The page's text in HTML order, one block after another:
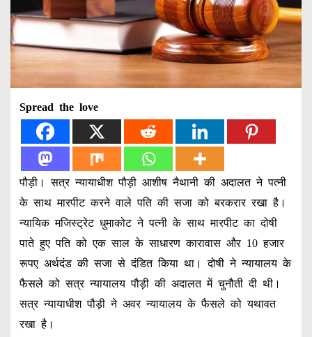
Spread the love
पौड़ी। सत्र न्यायाधीश पौड़ी आशीष नैथानी की अदालत ने पत्नी
के साथ मारपीट करने वाले पति की सजा को बरकरार रखा है।
न्यायिक मजिस्ट्रेट धुमाकोट ने पत्नी के साथ मारपीट का दोषी
पाते हुए पति को एक साल के साधारण कारावास और 10 हजार
रूपए अर्थदंड की सजा से दंडित किया था। दोषी ने न्यायालय के
फैसले को सत्र न्यायालय पौड़ी की अदालत में चुनौती दी थी।
सत्र न्यायाधीश पौड़ी ने अवर न्यायालय के फैसले को यथावत
रखा है।